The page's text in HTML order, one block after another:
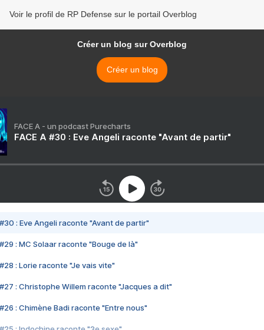
Voir le profil de RP Defense sur le portail Overblog
Créer un blog sur Overblog
Créer un blog
FACE A - un podcast Purecharts
FACE A #30 : Eve Angeli raconte "Avant de partir"
#30 : Eve Angeli raconte "Avant de partir"
#29 : MC Solaar raconte "Bouge de là"
#28 : Lorie raconte "Je vais vite"
#27 : Christophe Willem raconte "Jacques a dit"
#26 : Chimène Badi raconte "Entre nous"